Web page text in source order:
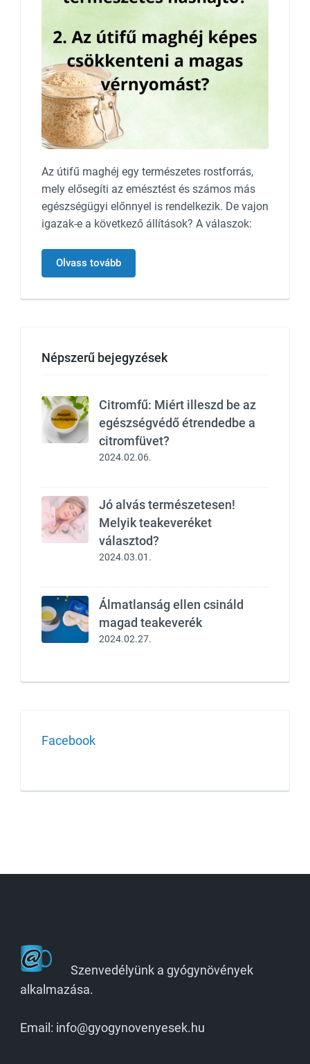
Az útifű maghéj egy természetes rostforrás,
mely elősegíti az emésztést és számos más
egészségügyi előnnyel is rendelkezik. De vajon
igazak-e a következő állítások? A válaszok:
Olvass tovább
Népszerű bejegyzések
Citromfű: Miért illeszd be az
egészségvédő étrendedbe a
citromfüvet?
2024.02.06.
Jó alvás természetesen!
Melyik teakeveréket
választod?
2024.03.01.
Álmatlanság ellen csináld
magad teakeverék
2024.02.27.
Facebook
Szenvedélyünk a gyógynövények
alkalmazása.
Email: info@gyogynovenyesek.hu